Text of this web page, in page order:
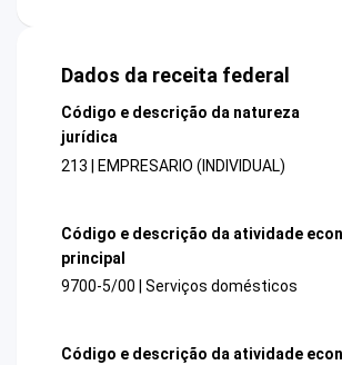
Dados da receita federal
Código e descrição da natureza
jurídica
213 | EMPRESARIO (INDIVIDUAL)
Código e descrição da atividade
principal
9700-5/00 | Serviços domésticos
Código e descrição da atividade